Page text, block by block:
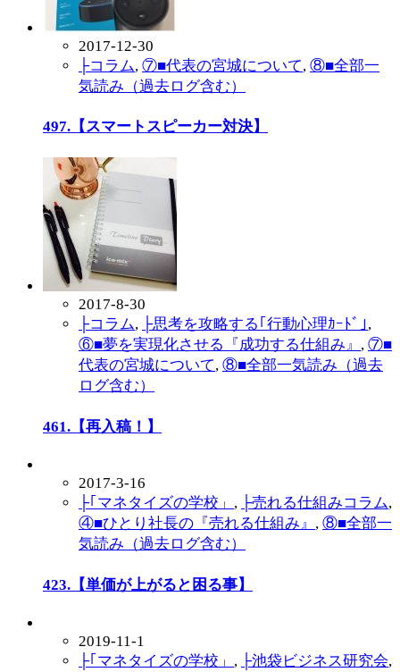
2017-12-30
├コラム, ⑦■代表の宮城について, ⑧■全部一
気読み（過去ログ含む）
497.【スマートスピーカー対決】
2017-8-30
├コラム, ├思考を攻略する｢行動心理ｶｰﾄﾞ｣ ,
⑥■夢を実現化させる『成功する仕組み』 , ⑦■
代表の宮城について, ⑧■全部一気読み（過去
ログ含む）
461.【再入稿！】
2017-3-16
├｢マネタイズの学校」 , ├売れる仕組みコラム,
④■ひとり社長の『売れる仕組み』 , ⑧■全部一
気読み（過去ログ含む）
423.【単価が上がると困る事】
2019-11-1
├｢マネタイズの学校」 , ├池袋ビジネス研究会,